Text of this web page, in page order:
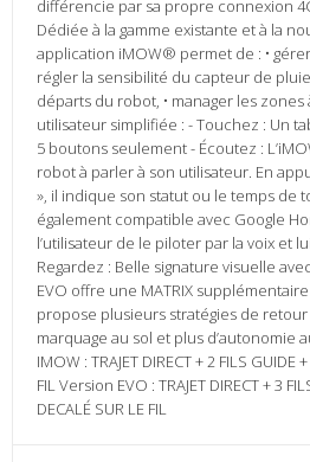
différencie par sa propre connexion
Dédiée à la gamme existante et à la
application iMOW® permet de : •
régler la sensibilité du capteur de
départs du robot, • manager les
utilisateur simplifiée : - Touchez : Un
5 boutons seulement - Écoutez :
robot à parler à son utilisateur. En
», il indique son statut ou le temps de
également compatible avec Google
l’utilisateur de le piloter par la voix et
Regardez : Belle signature visuelle
EVO offre une MATRIX
propose plusieurs stratégies de
marquage au sol et plus d’autonomie
IMOW : TRAJET DIRECT + 2 FILS GUIDE
FIL Version EVO : TRAJET DIRECT + 3
DECALÉ SUR LE FIL